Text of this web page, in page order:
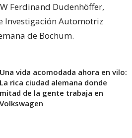
Ferdinand Dudenhöffer,
Investigación Automotriz
de Bochum.
Una vida acomodada ahora en vilo:
La rica ciudad alemana donde
mitad de la gente trabaja en
Volkswagen